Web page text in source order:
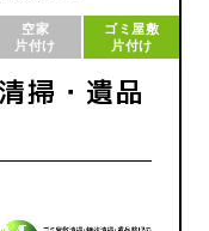
空家
片付け
ゴミ屋敷
片付け
掃・遺品